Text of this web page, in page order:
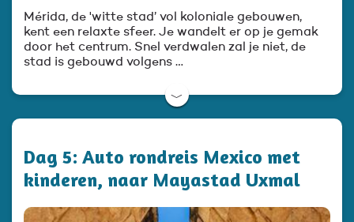
Mérida, de 'witte stad’ vol koloniale gebouwen,
kent een relaxte sfeer. Je wandelt er op je gemak
door het centrum. Snel verdwalen zal je niet, de
stad is gebouwd volgens …
﹀
Dag 5: Auto rondreis Mexico met
kinderen, naar Mayastad Uxmal